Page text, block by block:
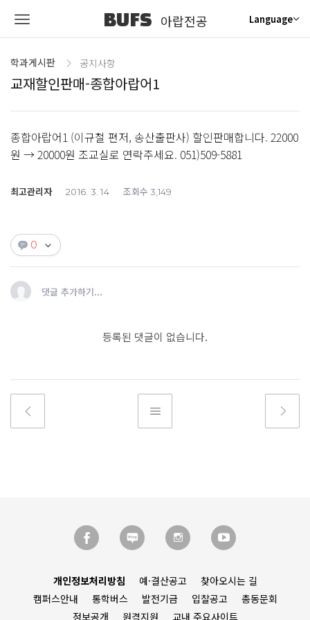
BUFS 아랍전공 Language
학과게시판 공지사항
교재할인판매-종합아랍어1
종합아랍어1 (이규철 편저, 송산출판사) 할인판매합니다. 22000
원 → 20000원 조교실로 연락주세요. 051)509-5881
최고관리자 2016. 3. 14 조회수 3,149
0
댓글 추가하기...
등록된 댓글이 없습니다.
개인정보처리방침 예·결산공고
찾아오시는 길
캠퍼스안내
통학버스 발전기금 입찰공고
총동문회
정보공개
원격지원 교내 주요사이트